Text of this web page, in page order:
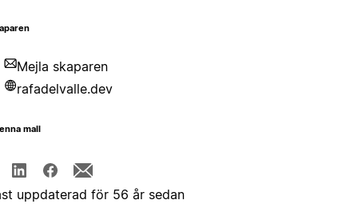
Mejla skaparen
rafadelvalle.dev
mall
uppdaterad för 56 år sedan